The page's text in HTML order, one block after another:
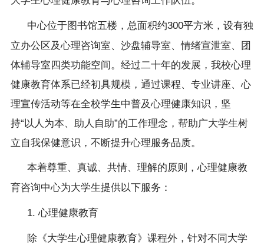
中心位于图书馆五楼，总面积约300平方米，设有独
立办公区及心理咨询室、沙盘辅导室、情绪宣泄室、团
体辅导室四类功能空间。经过二十年的发展，我校心理
健康教育体系已经初具规模，通过课程、专业讲座、心
理宣传活动等在全校学生中普及心理健康知识，坚
持“以人为本、助人自助”的工作理念，帮助广大学生树
立自我保健意识，不断提升心理服务品质。
本着尊重、真诚、共情、理解的原则，心理健康教
育咨询中心为大学生提供以下服务：
1. 心理健康教育
除《大学生心理健康教育》课程外，针对不同大学